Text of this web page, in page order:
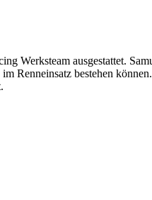
Werksteam ausgestattet.
Renneinsatz bestehen